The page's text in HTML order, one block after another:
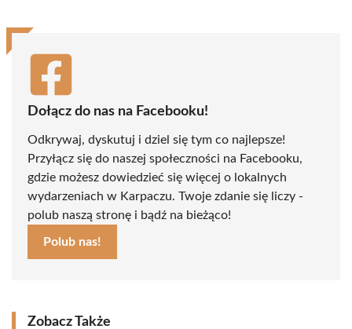
Dołącz do nas na Facebooku!
Odkrywaj, dyskutuj i dziel się tym co najlepsze!
Przyłącz się do naszej społeczności na Facebooku,
gdzie możesz dowiedzieć się więcej o lokalnych
wydarzeniach w Karpaczu. Twoje zdanie się liczy -
polub naszą stronę i bądź na bieżąco!
Polub nas!
Zobacz Także